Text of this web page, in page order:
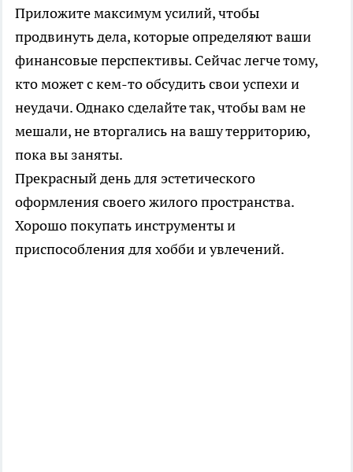
Приложите максимум усилий, чтобы
продвинуть дела, которые определяют ваши
финансовые перспективы. Сейчас легче тому,
кто может с кем-то обсудить свои успехи и
неудачи. Однако сделайте так, чтобы вам не
мешали, не вторгались на вашу территорию,
пока вы заняты.
Прекрасный день для эстетического
оформления своего жилого пространства.
Хорошо покупать инструменты и
приспособления для хобби и увлечений.